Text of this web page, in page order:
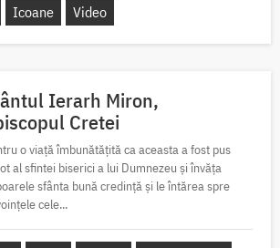
Icoane Video
Ierarh Miron,
Cretei
o viață îmbunătățită ca aceasta a fost pus
al sfintei biserici a lui Dumnezeu și învăța
sfânta bună credință și le întărea spre
cele...